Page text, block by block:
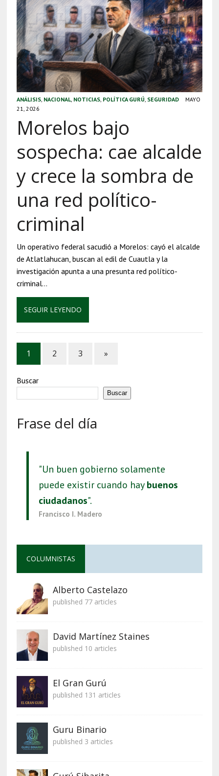
ANÁLISIS, NACIONAL, NOTICIAS, POLÍTICA GURÚ SEGURIDAD
MAYO
21, 2026
Morelos bajo
sospecha: cae alcalde
y crece la sombra de
una red político-
criminal
Un operativo federal sacudió a Morelos: cayó el alcalde
de Atlatlahucan, buscan al edil de Cuautla y la
investigación apunta a una presunta red político-
criminal…
SEGUIR LEYENDO
1 2 3 »
Buscar
Buscar
Frase del día
"Un buen gobierno solamente
puede existir cuando haybuenos
ciudadanos".
Francisco I. Madero
COLUMNISTAS
Alberto Castelazo
published 77 articles
David Martínez Staines
published 10 articles
El Gran Gurú
published 131 articles
Guru Binario
published 3 articles